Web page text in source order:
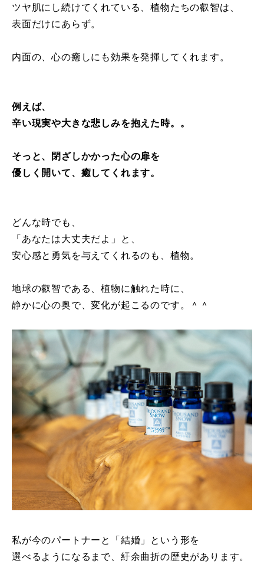
ツヤ肌にし続けてくれている、植物たちの叡智は、
表面だけにあらず。
内面の、心の癒しにも効果を発揮してくれます。
例えば、
辛い現実や大きな悲しみを抱えた時。。
そっと、閉ざしかかった心の扉を
優しく開いて、癒してくれます。
どんな時でも、
「あなたは大丈夫だよ」と、
安心感と勇気を与えてくれるのも、植物。
地球の叡智である、植物に触れた時に、
静かに心の奥で、変化が起こるのです。＾＾
私が今のパートナーと「結婚」という形を
選べるようになるまで、紆余曲折の歴史があります。